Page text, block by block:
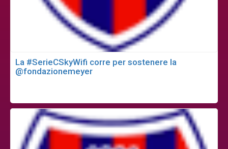
La #SerieCSkyWifi corre per sostenere la
@fondazionemeyer